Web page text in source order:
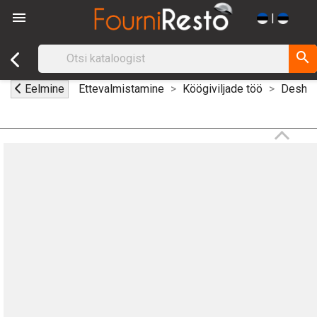
 |
search
Eelmine Ettevalmistamine Köögiviljade töö